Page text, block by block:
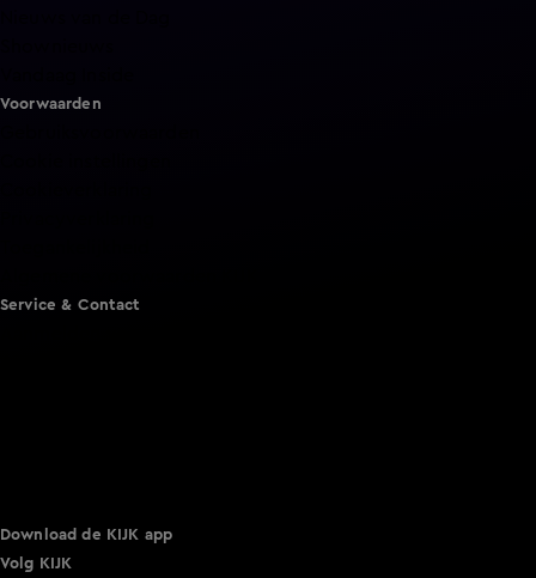
Voorwaarden
Service & Contact
Download de KIJK app
Volg KIJK